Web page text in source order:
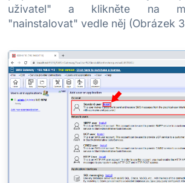
uživatel" a klikněte na
"nainstalovat" vedle něj (Obrázek